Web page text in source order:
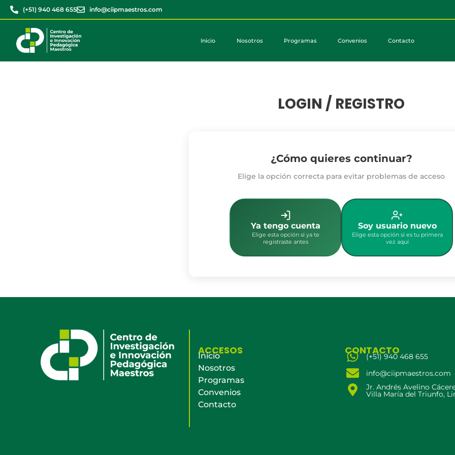
(+51) 940 468 655 info@ciipmaestros.com
Inicio Nosotros Programas Convenios Contacto
LOGIN / REGISTRO
¿Cómo quieres continuar?
Elige la opción correcta para evitar problemas de acceso
Ya tengo cuenta
Elige esta opción si ya te
registraste antes
Soy usuario nuevo
Elige esta opción si es tu primera
vez aquí
ACCESOS
Inicio
Nosotros
Programas
Convenios
Contacto
CONTACTO
(+51) 940 468 655
info@ciipmaestros.com
Jr. Andrés Avelino
Villa María del Triunfo,